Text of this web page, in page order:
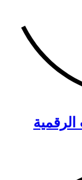
الرقمية